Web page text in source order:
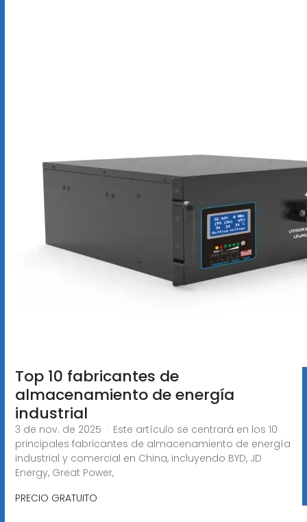
Top 10 fabricantes de
almacenamiento de energía
industrial
3 de nov. de 2025 · Este artículo se centrará en los 10
principales fabricantes de almacenamiento de energía
industrial y comercial en China, incluyendo BYD, JD
Energy, Great Power,
PRECIO GRATUITO